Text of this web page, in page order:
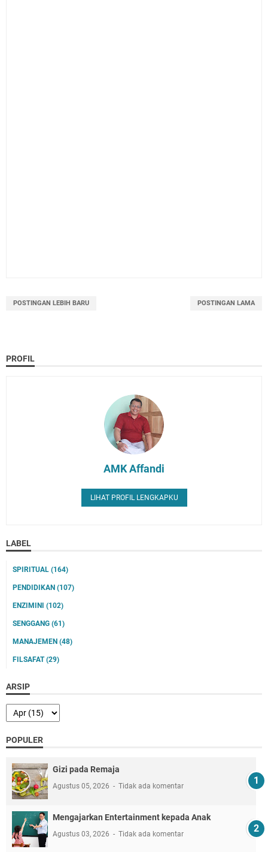
POSTINGAN LEBIH BARU POSTINGAN LAMA
PROFIL
AMK Affandi
LIHAT PROFIL LENGKAPKU
LABEL
SPIRITUAL (164)
PENDIDIKAN (107)
ENZIMINI (102)
SENGGANG (61)
MANAJEMEN (48)
FILSAFAT(29)
ARSIP
POPULER
Gizi pada Remaja
Agustus 05, 2026 Tidak ada komentar
Mengajarkan Entertainment kepada Anak
Agustus 03, 2026 Tidak ada komentar